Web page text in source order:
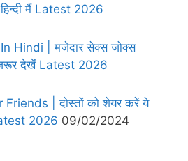
हिन्दी मैं Latest 2026
Hindi | मजेदार सेक्स जोक्स
जरूर देखें Latest 2026
| दोस्तों को शेयर करें ये
2026 09/02/2024